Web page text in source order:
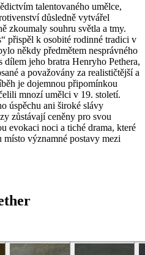
talentovaného umělce,
důsledně vytvářel
zkoumaly souhru světla a tmy.
přispěl k osobité rodinné tradici v
někdy předmětem nesprávného
dílem jeho bratra Henryho Pethera,
a považovány za realističtější a
je dojemnou připomínkou
mnozí umělci v 19. století.
úspěchu ani široké slávy
zůstávají ceněny pro svou
evokaci noci a tiché drama, které
významné postavy mezi